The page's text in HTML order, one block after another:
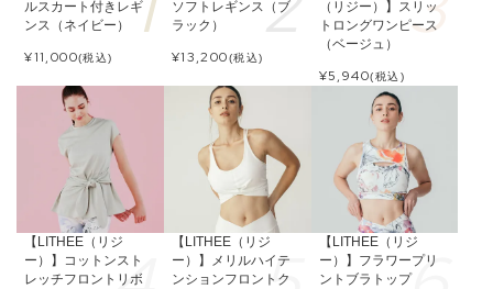
ルスカート付きレギ
ンス（ネイビー）
¥11,000(税込)
ソフトレギンス（ブ
ラック）
¥13,200(税込)
（リジー）】スリッ
トロングワンピース
（ベージュ）
¥5,940(税込)
【LITHEE（リジ
ー）】コットンスト
レッチフロントリボ
【LITHEE（リジ
ー）】メリルハイテ
ンションフロントク
【LITHEE（リジ
ー）】フラワープリ
ントブラトップ